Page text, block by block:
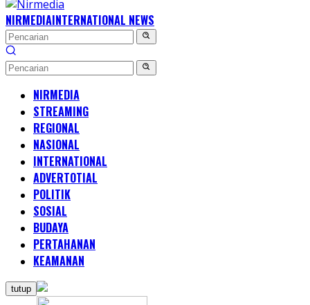
NIRMEDIAINTERNATIONAL NEWS
NIRMEDIA
STREAMING
REGIONAL
NASIONAL
INTERNATIONAL
ADVERTOTIAL
POLITIK
SOSIAL
BUDAYA
PERTAHANAN
KEAMANAN
tutup